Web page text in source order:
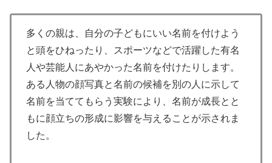
多くの親は、自分の子どもにいい名前を付けよう
と頭をひねったり、スポーツなどで活躍した有名
人や芸能人にあやかった名前を付けたりします。
ある人物の顔写真と名前の候補を別の人に示して
名前を当ててもらう実験により、名前が成長とと
もに顔立ちの形成に影響を与えることが示されま
した。